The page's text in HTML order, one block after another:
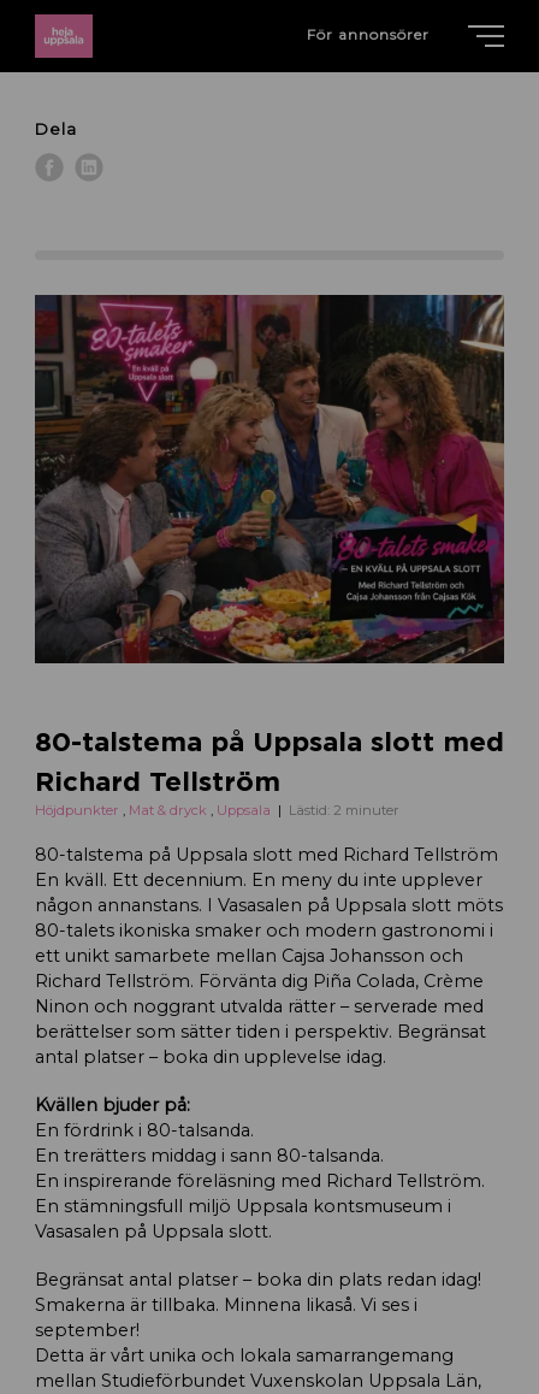
För annonsörer
Dela
80-talstema på Uppsala slott med
Richard Tellström
Höjdpunkter Mat & dryck Uppsala Lästid: 2 minuter
80-talstema på Uppsala slott med Richard Tellström
En kväll. Ett decennium. En meny du inte upplever
någon annanstans. I Vasasalen på Uppsala slott möts
80-talets ikoniska smaker och modern gastronomi i
ett unikt samarbete mellan Cajsa Johansson och
Richard Tellström. Förvänta dig Piña Colada, Crème
Ninon och noggrant utvalda rätter – serverade med
berättelser som sätter tiden i perspektiv. Begränsat
antal platser – boka din upplevelse idag.
Kvällen bjuder på:
En fördrink i 80-talsanda.
En trerätters middag i sann 80-talsanda.
En inspirerande föreläsning med Richard Tellström.
En stämningsfull miljö Uppsala kontsmuseum i
Vasasalen på Uppsala slott.
Begränsat antal platser – boka din plats redan idag!
Smakerna är tillbaka. Minnena likaså. Vi ses i
september!
Detta är vårt unika och lokala samarrangemang
mellan Studieförbundet Vuxenskolan Uppsala Län,